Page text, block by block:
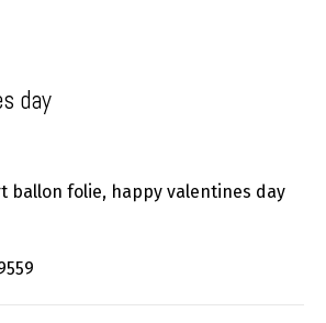
day
ballon folie, happy valentines day